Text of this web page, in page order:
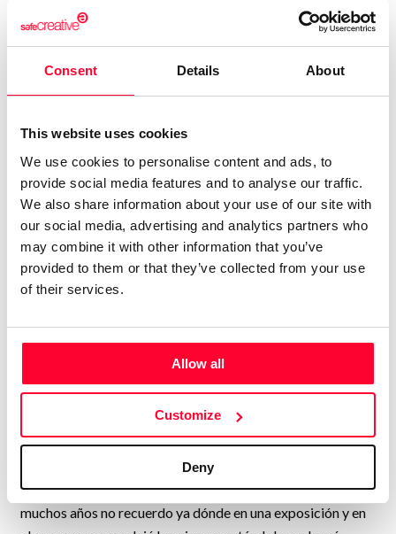
Consent Details About
This website uses cookies
We use cookies to personalise content and ads, to
provide social media features and to analyse our traffic.
We also share information about your use of our site with
our social media, advertising and analytics partners who
may combine it with other information that you’ve
provided to them or that they’ve collected from your use
of their services.
Allow all
Customize
Deny
siendo la escritura mi fuente de ingresos, no me atrevería a
denominarla mi profesión. No creo, por otra parte, que
estuviera dispuesta a avenirme a complacer a nadie, lector
entrega a que deben ceñirse tantos de los que publican.
Literatura por encargo, como si el escritor fuera un sastre o
un fabricante de electrodomésticos. Me espanta el sólo
No tengo formación académica.
araña con bastón, canario y abanico"; y ello es por algo tan
sencillo como el hecho de que la vida, todas las vidas, son
exactamente una tela de araña, entretejiéndose, las unas
He de confesar también que el título no se me ocurrió a mí;
no. El título es el de un cuadro, grande, al óleo, que vi hace
muchos años no recuerdo ya dónde en una exposición y en